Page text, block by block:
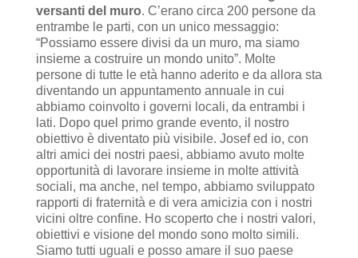
versanti del muro. C’erano circa 200 persone da
entrambe le parti, con un unico messaggio:
“Possiamo essere divisi da un muro, ma siamo
insieme a costruire un mondo unito”. Molte
persone di tutte le età hanno aderito e da allora sta
diventando un appuntamento annuale in cui
abbiamo coinvolto i governi locali, da entrambi i
lati. Dopo quel primo grande evento, il nostro
obiettivo è diventato più visibile. Josef ed io, con
altri amici dei nostri paesi, abbiamo avuto molte
opportunità di lavorare insieme in molte attività
sociali, ma anche, nel tempo, abbiamo sviluppato
rapporti di fraternità e di vera amicizia con i nostri
vicini oltre confine. Ho scoperto che i nostri valori,
obiettivi e visione del mondo sono molto simili.
Siamo tutti uguali e posso amare il suo paese